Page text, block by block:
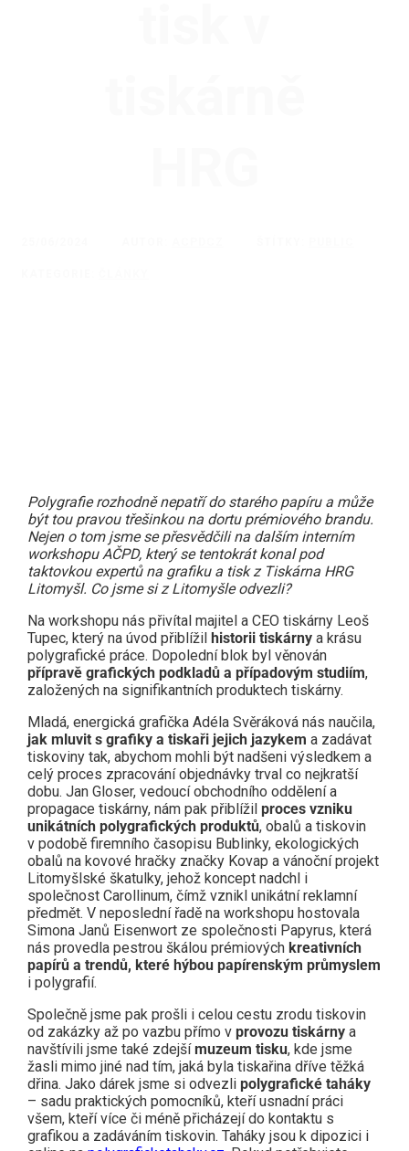
Polygrafie rozhodně nepatří do starého papíru a může
být tou pravou třešinkou na dortu prémiového brandu.
Nejen o tom jsme se přesvědčili na dalším interním
workshopu AČPD, který se tentokrát konal pod
taktovkou expertů na grafiku a tisk z Tiskárna HRG
Litomyšl. Co jsme si z Litomyšle odvezli?
Na workshopu nás přivítal majitel a CEO tiskárny Leoš
Tupec, který na úvod přiblížil historii tiskárnya krásu
polygrafické práce. Dopolední blok byl věnován
přípravě grafických podkladů a případovým studiím,
založených na signifikantních produktech tiskárny.
Mladá, energická grafička Adéla Svěráková nás naučila,
jak mluvit s grafiky a tiskaři jejich jazykem a zadávat
tiskoviny tak, abychom mohli být nadšeni výsledkem a
celý proces zpracování objednávky trval co nejkratší
dobu. Jan Gloser, vedoucí obchodního oddělení a
propagace tiskárny, nám pak přiblížil proces vzniku
unikátních polygrafických produktů, obalů a tiskovin
v podobě firemního časopisu Bublinky, ekologických
obalů na kovové hračky značky Kovap a vánoční projekt
Litomyšlské škatulky, jehož koncept nadchl i
společnost Carollinum, čímž vznikl unikátní reklamní
předmět. V neposlední řadě na workshopu hostovala
Simona Janů Eisenwort ze společnosti Papyrus, která
nás provedla pestrou škálou prémiových kreativních
papírů a trendů, které hýbou papírenským průmyslem
i polygrafií.
Společně jsme pak prošli i celou cestu zrodu tiskovin
od zakázky až po vazbu přímo v provozu tiskárnya
navštívili jsme také zdejšímuzeum tisku, kde jsme
žasli mimo jiné nad tím, jaká byla tiskařina dříve těžká
dřina. Jako dárek jsme si odvezli polygrafické taháky
– sadu praktických pomocníků, kteří usnadní práci
všem, kteří více či méně přicházejí do kontaktu s
grafikou a zadáváním tiskovin. Taháky jsou k dipozici i